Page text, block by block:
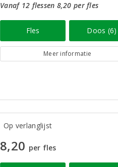
Vanaf 12 flessen 8,20 per fles
Fles Doos (6)
Meer informatie
Op verlanglijst
8,20 per fles